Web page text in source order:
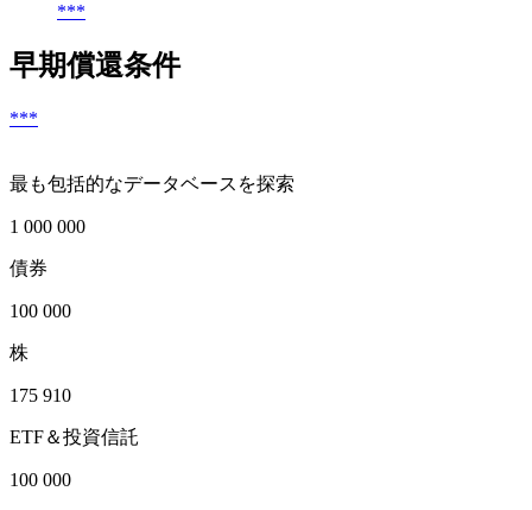
***
早期償還条件
***
最も包括的なデータベースを探索
1 000 000
債券
100 000
株
175 910
ETF＆投資信託
100 000